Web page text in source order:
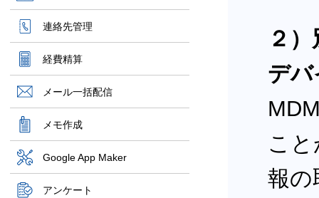
連絡先管理
経費精算
メール一括配信
メモ作成
Google App Maker
アンケート
２
デバ
こ
報の